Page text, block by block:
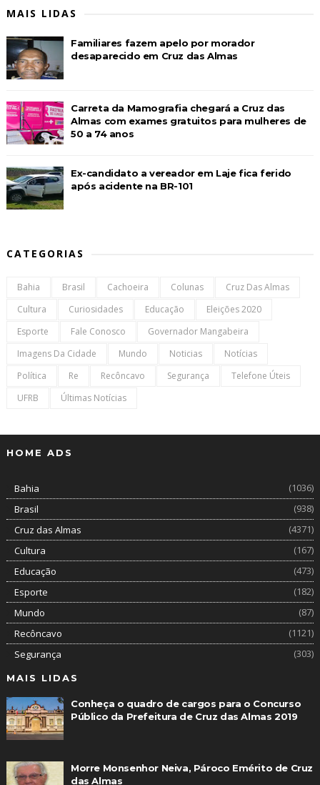
MAIS LIDAS
Familiares fazem apelo por morador
desaparecido em Cruz das Almas
Carreta da Mamografia chegará a Cruz das
Almas com exames gratuitos para mulheres de
50 a 74 anos
Ex-candidato a vereador em Laje fica ferido
após acidente na BR-101
CATEGORIAS
Bahia Brasil Cachoeira Colunas
Cruz Das Almas
Cultura
Curiosidades Educação
Eleições 2020
Esporte
Fale Conosco
Governador Mangabeira
Imagens Da Cidade
Mundo Noticias
Notícias
Política
Re Recôncavo Segurança
Telefone Úteis
UFRB
Últimas Notícias
HOME ADS
Bahia
(1036)
Brasil
(938)
Cruz das Almas
(4371)
Cultura
(167)
Educação
(473)
Esporte
(182)
Mundo
(87)
Recôncavo
(1121)
Segurança
(303)
MAIS LIDAS
Conheça o quadro de cargos para o Concurso
Público da Prefeitura de Cruz das Almas 2019
Morre Monsenhor Neiva, Pároco Emérito de Cruz
das Almas